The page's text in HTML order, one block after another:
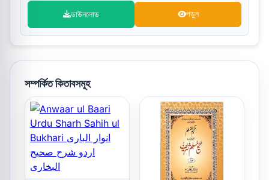
ডাউনলোড পড়ুন
সম্পর্কিত কিতাবসমূহ